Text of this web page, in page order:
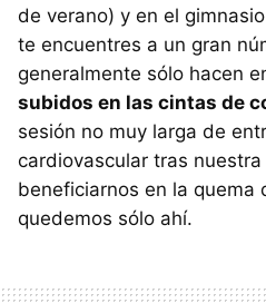
de verano) y en el
te encuentres a un gran
generalmente sólo hacen
subidos en las cintas de
sesión no muy larga de
cardiovascular tras
beneficiarnos en la quema
quedemos sólo ahí.